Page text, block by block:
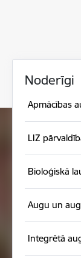
Noderīgi
Apmācības
LIZ
Bioloģiskā
Augu un
Integrētā